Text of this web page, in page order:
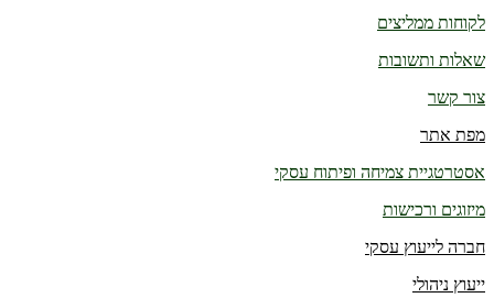
לקוחות ממליצים
שאלות ותשובות
צור קשר
מפת אתר
אסטרטגיית צמיחה ופיתוח עסקי
מיזוגים ורכישות
חברה לייעוץ עסקי
ייעוץ ניהולי